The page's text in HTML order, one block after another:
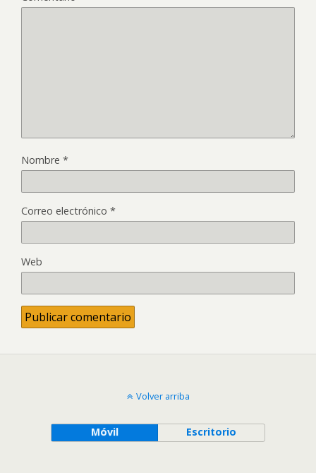
Nombre *
Correo electrónico *
Web
Volver arriba
Móvil Escritorio